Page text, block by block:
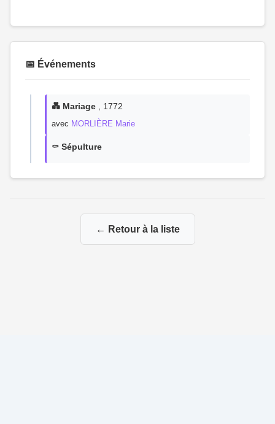
📅 Événements
💑 Mariage , 1772
avec MORLIÈRE Marie
⚰️ Sépulture
← Retour à la liste